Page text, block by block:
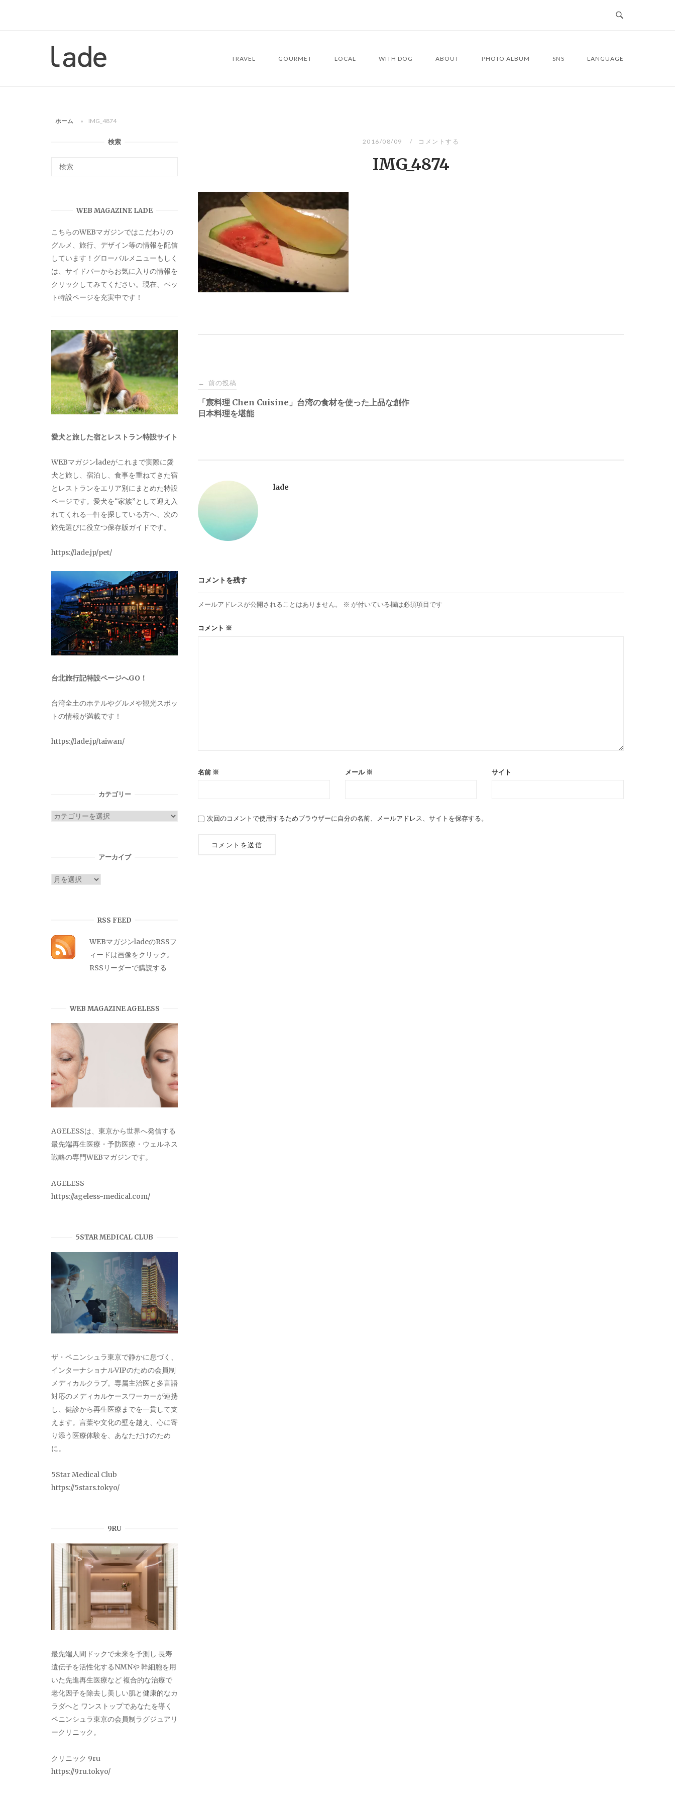
ー
TRAVEL GOURMET LOCAL WITH DOG ABOUT PHOTO ALBUM SNS LANGUAGE
ホーム » IMG_4874
2016/08/09 コメントする
IMG_4874
投
稿
ゲ
ー
シ
ン
← 前の投稿
「宸料理 Chen Cuisine」台湾の食材を使った上品な創作
日本料理を堪能
lade
コメントを残す
メールアドレスが公開されることはありません。 ※ が付いている欄は必須項目です
コメント ※
名前 ※ メール ※ サイト
次回のコメントで使用するためブラウザーに自分の名前、メールアドレス、サイトを保存する。
検索
WEB MAGAZINE LADE
こちらのWEBマガジンではこだわりの
グルメ、旅行、デザイン等の情報を配信
しています！グローバルメニューもしく
は、サイドバーからお気に入りの情報を
クリックしてみてください。現在、ペッ
ト特設ページを充実中です！
愛犬と旅した宿とレストラン特設サイト
WEBマガジンladeがこれまで実際に愛
犬と旅し、宿泊し、食事を重ねてきた宿
とレストランをエリア別にまとめた特設
ページです。愛犬を“家族”として迎え入
れてくれる一軒を探している方へ、次の
旅先選びに役立つ保存版ガイドです。
https://lade.jp/pet/
台北旅行記特設ページへGO！
台湾全土のホテルやグルメや観光スポッ
トの情報が満載です！
https://lade.jp/taiwan/
カテゴリー
カ
アーカイブ
ア
RSS FEED
WEBマガジンladeのRSSフ
ィードは画像をクリック。
RSSリーダーで購読する
WEB MAGAZINE AGELESS
AGELESSは、東京から世界へ発信する
最先端再生医療・予防医療・ウェルネス
戦略の専門WEBマガジンです。
AGELESS
https://ageless-medical.com/
5STAR MEDICAL CLUB
ザ・ペニンシュラ東京で静かに息づく、
インターナショナルVIPのための会員制
メディカルクラブ。専属主治医と多言語
対応のメディカルケースワーカーが連携
し、健診から再生医療までを一貫して支
えます。言葉や文化の壁を越え、心に寄
り添う医療体験を、あなただけのため
に。
5Star Medical Club
https://5stars.tokyo/
9RU
最先端人間ドックで未来を予測し 長寿
遺伝子を活性化するNMNや 幹細胞を用
いた先進再生医療など 複合的な治療で
老化因子を除去し美しい肌と健康的なカ
ラダへと ワンストップであなたを導く
ペニンシュラ東京の会員制ラグジュアリ
ークリニック。
クリニック 9ru
https://9ru.tokyo/